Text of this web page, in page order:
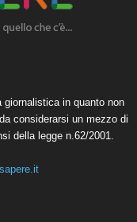
in quanto non
considerarsi un mezzo di
della legge n.62/2001.